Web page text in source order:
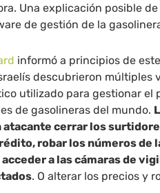
Una explicación posible
de gestión de la
informó a principios de
descubrieron múltiples
utilizado para gestionar el
de gasolineras del mundo.
atacante cerrar los
robar los números de
a las cámaras de
. O alterar los precios y